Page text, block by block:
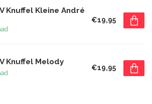
Knuffel Kleine André
€19,95
Knuffel Melody
€19,95